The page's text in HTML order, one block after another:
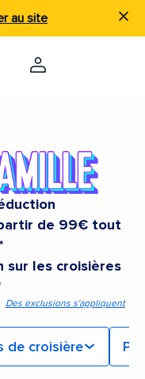
au site
de 99€ tout
sur les croisières
Des exclusions s'appliquent
de croisière